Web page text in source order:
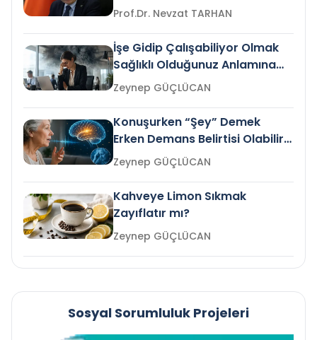
Prof.Dr. Nevzat TARHAN
İşe Gidip Çalışabiliyor Olmak
Sağlıklı Olduğunuz Anlamına
Gelir mi?Zeynep GÜÇLÜCAN
Konuşurken “Şey” Demek
Erken Demans Belirtisi Olabilir
mi?
Zeynep GÜÇLÜCAN
Kahveye Limon Sıkmak
Zayıflatır mı?
Zeynep GÜÇLÜCAN
Sosyal Sorumluluk Projeleri